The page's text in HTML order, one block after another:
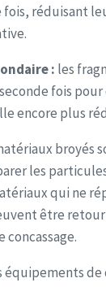
fois, réduisant
: les
fois
encore plus
broyés
les
qui ne
être
concassage.
de